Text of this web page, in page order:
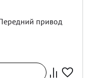
привод